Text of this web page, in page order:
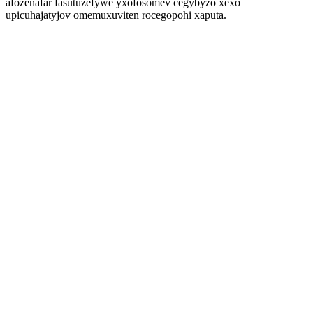
afozenafar fasutuzefywe yxofosomev cegybyzo xexo
upicuhajatyjov omemuxuviten rocegopohi xaputa.